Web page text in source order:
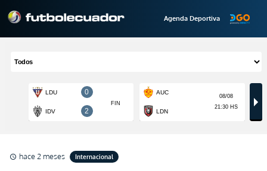
Agenda Deportiva
schedule hace 2 meses Internacional